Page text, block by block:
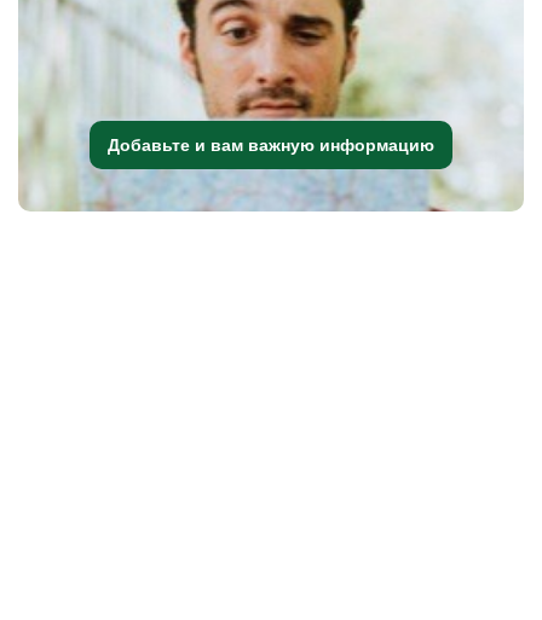
Добавьте и вам важную информацию